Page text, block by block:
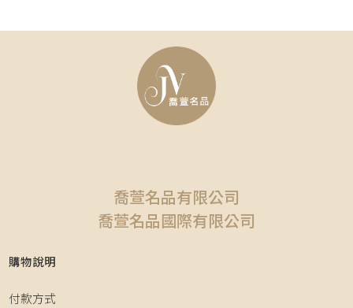
喬萱名品有限公司
喬萱名品國際有限公司
購物說明
付款方式